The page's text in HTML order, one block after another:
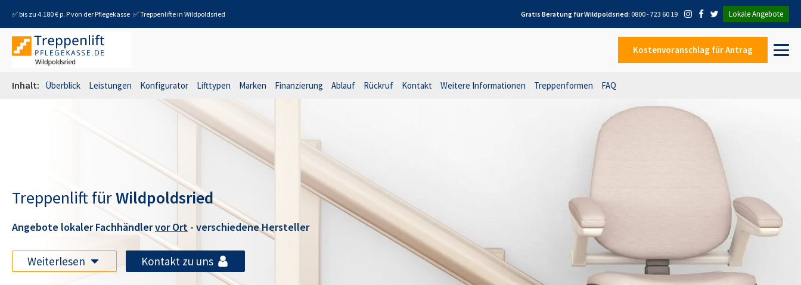
✅ bis zu 4.180 € p. P von der Pflegekasse ✅ Treppenlifte in Wildpoldsried Gratis Beratung fürWildpoldsried: 0800 - 723 60 19 Lokale Angebote
Kostenvoranschlag für Antrag
Inhalt: Überblick Leistungen Konfigurator Lifttypen Marken Finanzierung Ablauf Rückruf Kontakt Weitere Informationen Treppenformen FAQ
Treppenlift fürWildpoldsried
Angebote lokaler Fachhändlervor Ort - verschiedene Hersteller
Weiterlesen Kontakt zu uns